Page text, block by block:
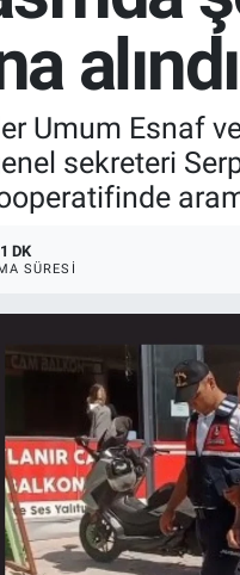
alındı
Umum Esnaf
sekreteri
1 DK
SÜRESI